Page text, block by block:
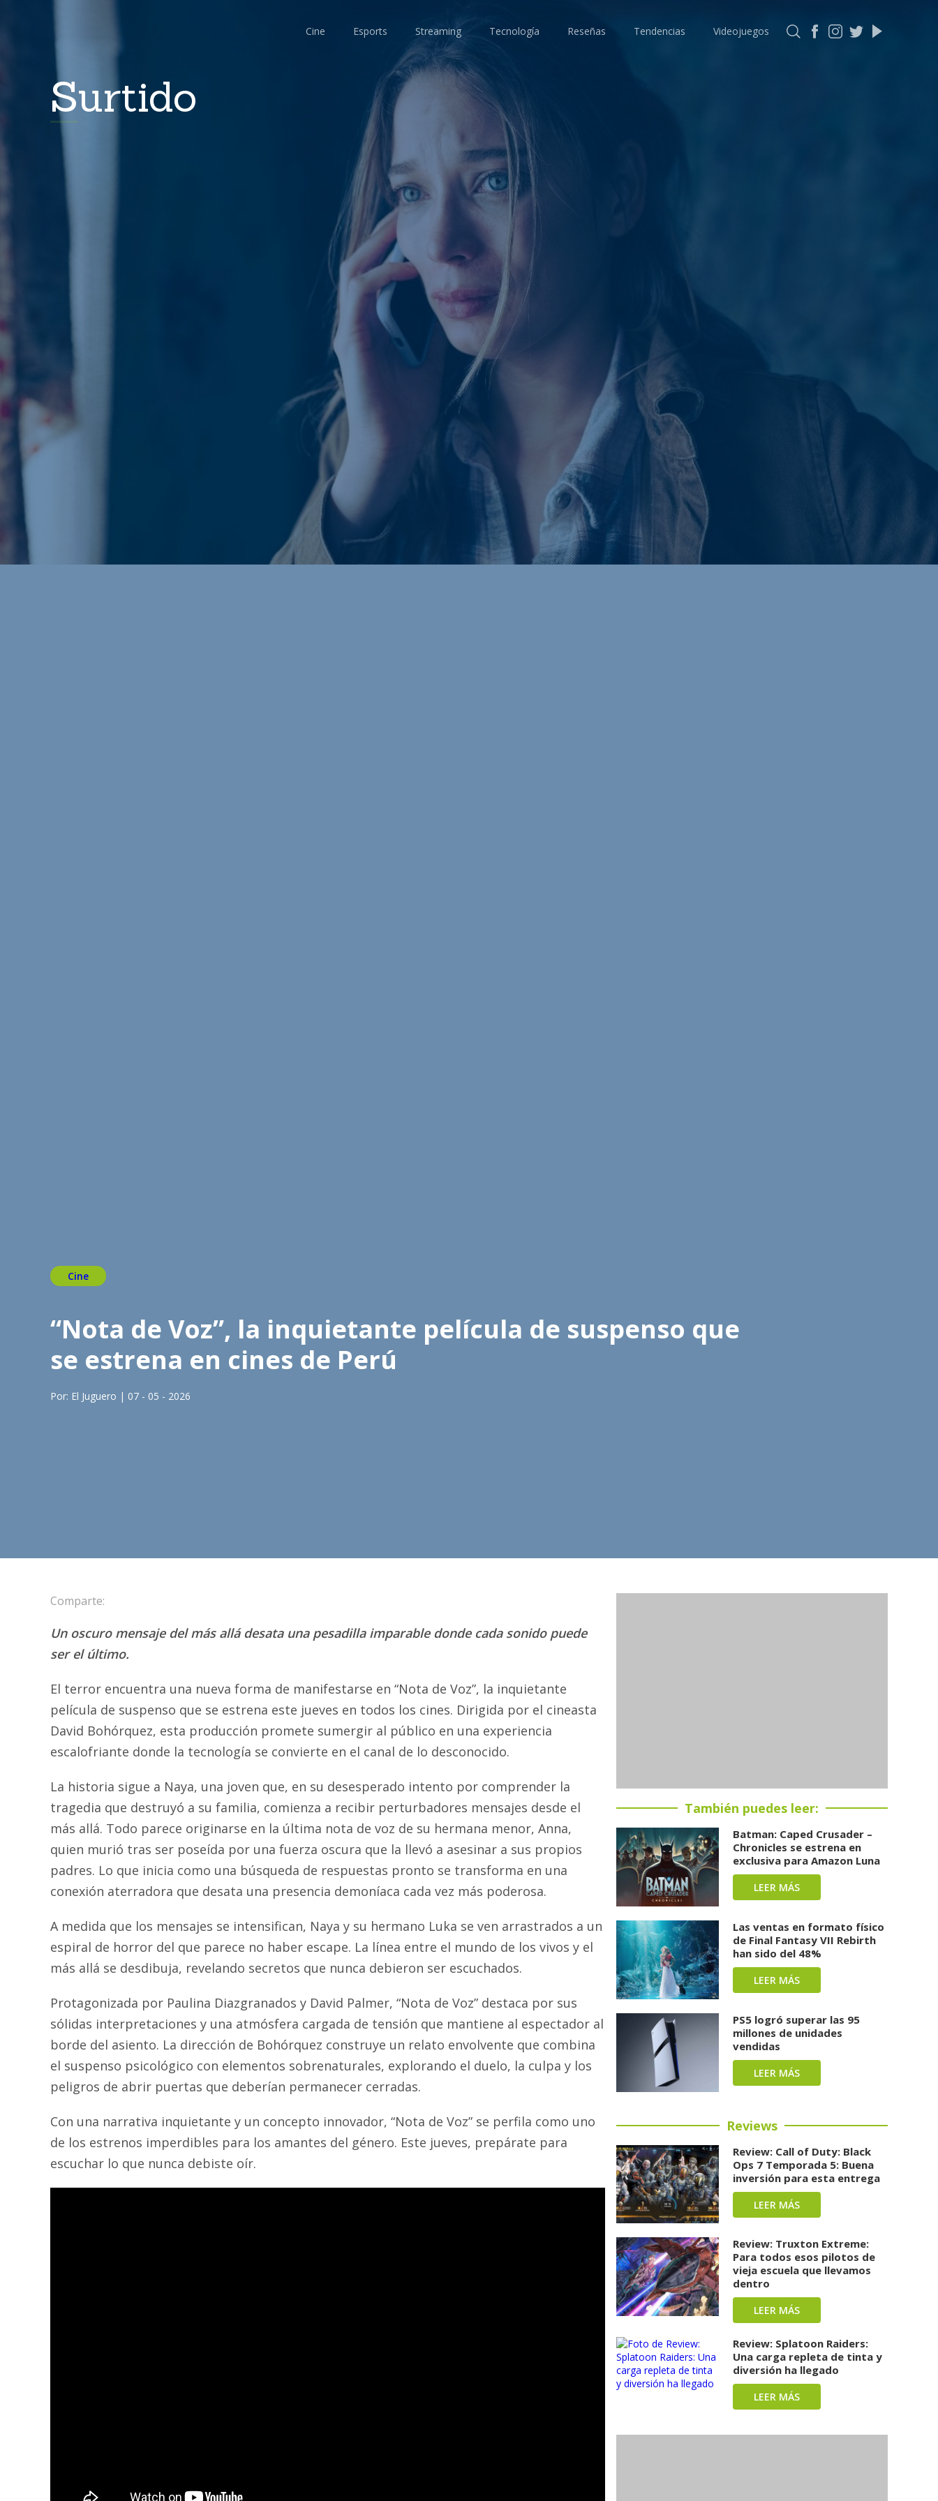
Cine Esports Streaming Tecnología Reseñas Tendencias Videojuegos
Surtido
Cine
“Nota de Voz”, la inquietante película de suspenso que
se estrena en cines de Perú
Por: El Juguero | 07 - 05 - 2026
Comparte:
Un oscuro mensaje del más allá desata una pesadilla imparable donde cada sonido puede
ser el último.
El terror encuentra una nueva forma de manifestarse en “Nota de Voz”, la inquietante
película de suspenso que se estrena este jueves en todos los cines. Dirigida por el cineasta
David Bohórquez, esta producción promete sumergir al público en una experiencia
escalofriante donde la tecnología se convierte en el canal de lo desconocido.
La historia sigue a Naya, una joven que, en su desesperado intento por comprender la
tragedia que destruyó a su familia, comienza a recibir perturbadores mensajes desde el
más allá. Todo parece originarse en la última nota de voz de su hermana menor, Anna,
quien murió tras ser poseída por una fuerza oscura que la llevó a asesinar a sus propios
padres. Lo que inicia como una búsqueda de respuestas pronto se transforma en una
conexión aterradora que desata una presencia demoníaca cada vez más poderosa.
A medida que los mensajes se intensifican, Naya y su hermano Luka se ven arrastrados a un
espiral de horror del que parece no haber escape. La línea entre el mundo de los vivos y el
más allá se desdibuja, revelando secretos que nunca debieron ser escuchados.
Protagonizada por Paulina Diazgranados y David Palmer, “Nota de Voz” destaca por sus
sólidas interpretaciones y una atmósfera cargada de tensión que mantiene al espectador al
borde del asiento. La dirección de Bohórquez construye un relato envolvente que combina
el suspenso psicológico con elementos sobrenaturales, explorando el duelo, la culpa y los
peligros de abrir puertas que deberían permanecer cerradas.
Con una narrativa inquietante y un concepto innovador, “Nota de Voz” se perfila como uno
de los estrenos imperdibles para los amantes del género. Este jueves, prepárate para
escuchar lo que nunca debiste oír.
También puedes leer:
Batman: Caped Crusader –
Chronicles se estrena en
exclusiva para Amazon Luna
LEER MÁS
Las ventas en formato físico
de Final Fantasy VII Rebirth
han sido del 48%
LEER MÁS
PS5 logró superar las 95
millones de unidades
vendidas
LEER MÁS
Reviews
Review: Call of Duty: Black
Ops 7 Temporada 5: Buena
inversión para esta entrega
LEER MÁS
Review: Truxton Extreme:
Para todos esos pilotos de
vieja escuela que llevamos
dentro
LEER MÁS
Review: Splatoon Raiders:
Una carga repleta de tinta y
diversión ha llegado
LEER MÁS